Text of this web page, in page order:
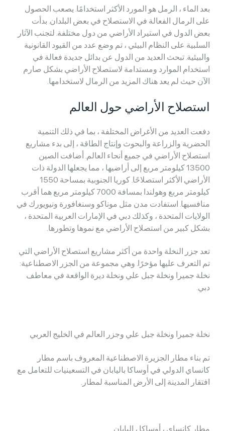
بعد الماء ، الرمل هو المورد الأكثر استخدامًا. يصعب الحصول
على الرمال الفعالة في الاستصلاح في بعض البلدان. بدأت
بعض الدول في استيراد الأراضي من دول مختلفة. لتجنب الآثار
السلبية على النظام البيئي ، تم وضع عدد من القيود القانونية
والبيئية. تبحث العديد من الدول عن بدائل جديدة فعالة في
استخدام الموارد ومستدامة لاستصلاح الأراضي بشكل صارم
الآن حيث لم يعد هناك المزيد من الرمال لاستخدامها.
استصلاح الأراضي حول العالم
دفعت العديد من الأغراض المختلفة ، بما في ذلك التنمية
الحضرية والزراعة والبحوث وإنتاج الطاقة ، إلى بدء مشاريع
استصلاح الأراضي في جميع أنحاء العالم. أضافت الصين
13500 كيلومتر مربع إلى أراضيها ، مما يجعلها الدولة ذات
الأراضي الأكثر استصلاحًا. كوريا الجنوبية بمساحة 1550
كيلومتر مربع وهولندا بمسافة 7000 كيلومتر مربع هما أقرب
منافسيها. استفادت مدن مثل موناكو وسنغافورة ونيويورك في
الولايات المتحدة ، وكذلك دبي في الإمارات العربية المتحدة ،
بشكل كبير من استصلاح الأراضي مع نموها وتطورها.
تعد جزر النخلة واحدة من أكثر مشاريع استصلاح الأراضي التي
تم التعرف عليها مؤخرًا. وهي مجموعة من الجزر الاصطناعية:
نخلة جميرا ونخلة جبل علي ونخلة ديرة الواقعة في معاطف
دبي.
نخلة جميرا ونخلة جبل علي وجزر العالم في الخليج العربي
تم بناء مطار الجزيرة الاصطناعية المعروف باسم مطار
كانساي الدولي في أوساكا باليابان في التسعينيات للتعامل مع
افتقار المدينة إلى الأرض المناسبة لمطار.
مطار كانساي ، أوساكا ، اليابان